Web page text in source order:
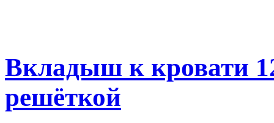
Вкладыш к кровати
решёткой